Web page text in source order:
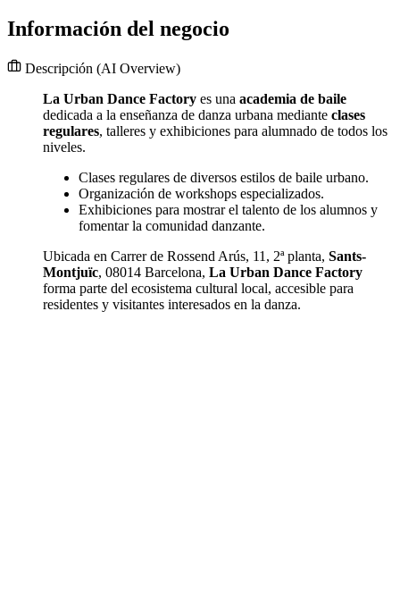
Información del negocio
Descripción (AI Overview)
La Urban Dance Factory es una academia de baile
dedicada a la enseñanza de danza urbana mediante clases
regulares, talleres y exhibiciones para alumnado de todos los
niveles.
Clases regulares de diversos estilos de baile urbano.
Organización de workshops especializados.
Exhibiciones para mostrar el talento de los alumnos y
fomentar la comunidad danzante.
Ubicada en Carrer de Rossend Arús, 11, 2ª planta, Sants-
Montjuïc, 08014 Barcelona, La Urban Dance Factory
forma parte del ecosistema cultural local, accesible para
residentes y visitantes interesados en la danza.